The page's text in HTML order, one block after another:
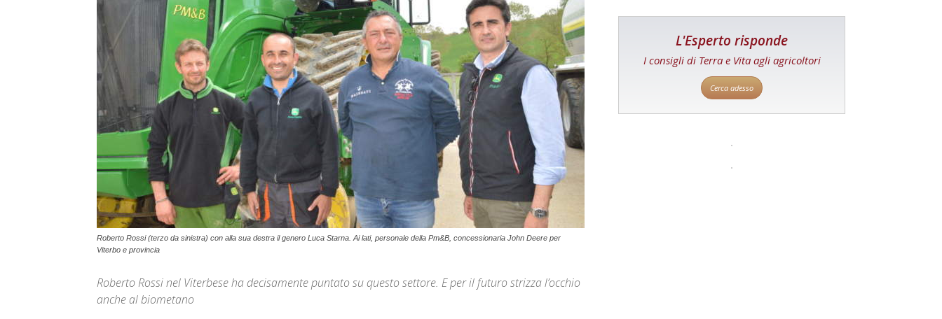
Roberto Rossi (terzo da sinistra) con alla sua destra il genero Luca Starna. Ai lati, personale della Pm&B, concessionaria John Deere per
Viterbo e provincia
Roberto Rossi nel Viterbese ha decisamente puntato su questo settore. E per il futuro strizza l’occhio
anche al biometano
L'Esperto risponde
I consigli di Terra e Vita agli agricoltori
Cerca adesso